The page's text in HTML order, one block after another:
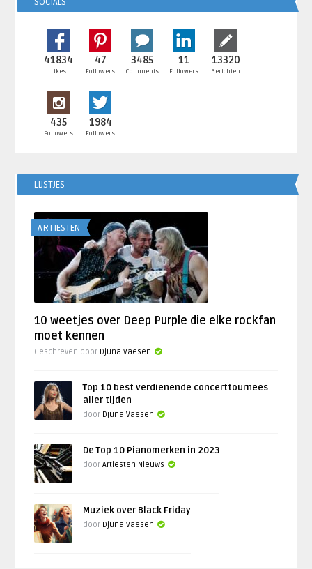
41834
Likes
47
Followers
3485
Comments
11
Followers
13320
Berichten
435
Followers
1984
Followers
LIJSTJES
ARTIESTEN
10 weetjes over Deep Purple die elke rockfan
moet kennen
Geschreven door Djuna Vaesen
Top 10 best verdienende concerttournees
aller tijden
door Djuna Vaesen
De Top 10 Pianomerken in 2023
doorArtiesten Nieuws
Muziek over Black Friday
door Djuna Vaesen